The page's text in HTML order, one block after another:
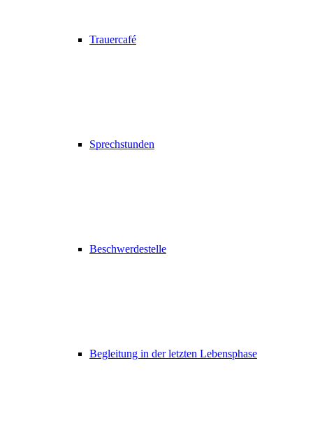
Trauercafé
Sprechstunden
Beschwerdestelle
Begleitung in der letzten Lebensphase